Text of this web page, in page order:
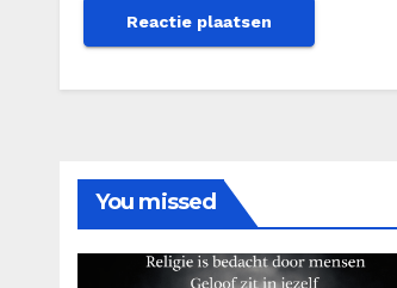
You missed